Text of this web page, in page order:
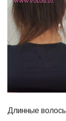
Длинные